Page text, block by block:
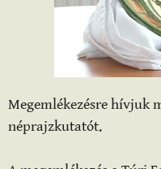
Megemlékezésre hívjuk
néprajzkutatót.